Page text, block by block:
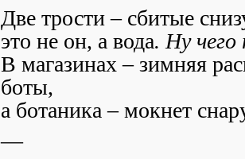
Две трости – сбитые
это не он, а вода. Ну
В магазинах – зимняя
боты,
а ботаника – мокнет
—